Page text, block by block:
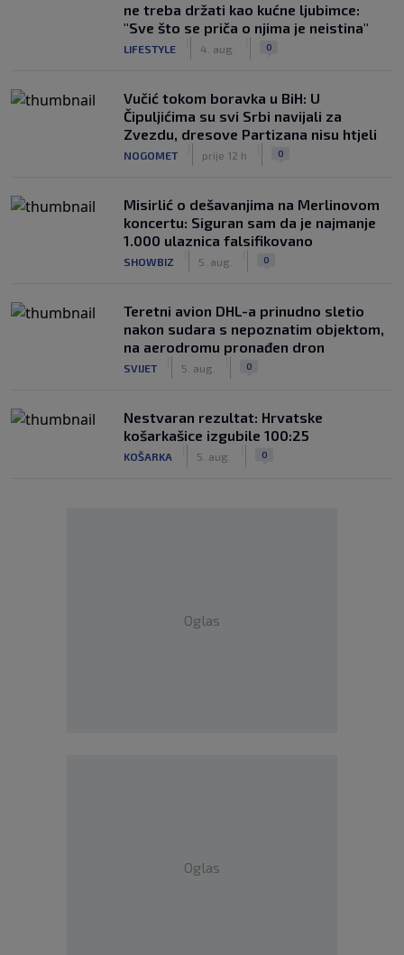
ne treba držati kao kućne ljubimce:
"Sve što se priča o njima je neistina"
LIFESTYLE 4. aug. 0
Vučić tokom boravka u BiH: U
Čipuljićima su svi Srbi navijali za
Zvezdu, dresove Partizana nisu htjeli
NOGOMET prije 12 h 0
Misirlić o dešavanjima na Merlinovom
koncertu: Siguran sam da je najmanje
1.000 ulaznica falsifikovano
SHOWBIZ 5. aug. 0
Teretni avion DHL-a prinudno sletio
nakon sudara s nepoznatim objektom,
na aerodromu pronađen dron
SVIJET 5. aug. 0
Nestvaran rezultat: Hrvatske
košarkašice izgubile 100:25
KOŠARKA 5. aug. 0
Oglas
Oglas